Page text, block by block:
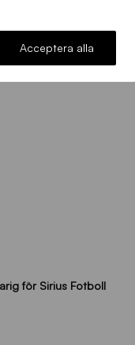
Acceptera alla
för Sirius Fotboll